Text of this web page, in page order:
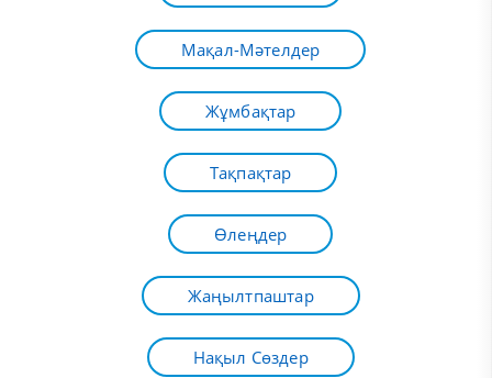
Мақал-Мәтелдер
Жұмбақтар
Тақпақтар
Өлеңдер
Жаңылтпаштар
Нақыл Сөздер